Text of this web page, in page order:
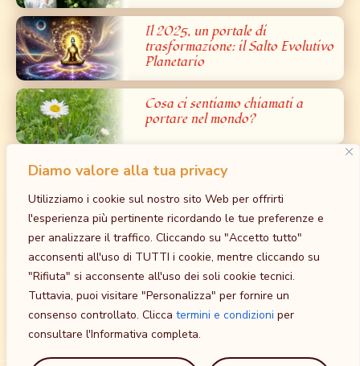
Diamo valore alla tua privacy
Utilizziamo i cookie sul nostro sito Web per offrirti
l'esperienza più pertinente ricordando le tue preferenze e
per analizzare il traffico. Cliccando su "Accetto tutto"
acconsenti all'uso di TUTTI i cookie, mentre cliccando su
"Rifiuta" si acconsente all'uso dei soli cookie tecnici.
Tuttavia, puoi visitare "Personalizza" per fornire un
consenso controllato. Clicca termini e condizioni per
consultare l'Informativa completa.
Il 2025, un portale di
trasformazione: il Salto Evolutivo
Planetario
Cosa ci sentiamo chiamati a
portare nel mondo?
Prossimi Eventi
Iniziazione al Bardo: la Grande Liberazione
dalla Paura – Tantra Bianco
atTempio della Madre, Cavriago, RE
Iniziazione al Maithuna Yin: l’unione sacra
Sessuale nella via del non-Fare
atAgriturismo Sole Luna, Baiso, RE, Emilia-Romagna